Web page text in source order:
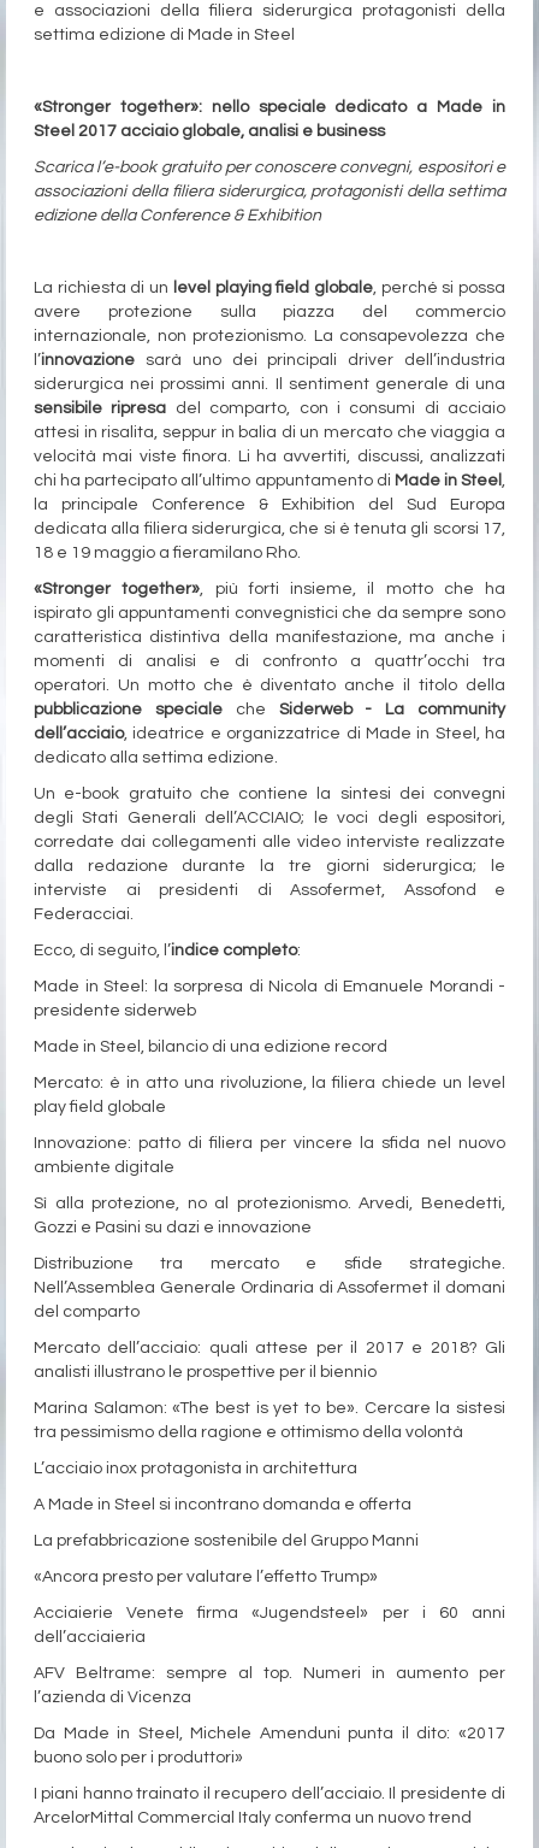
e associazioni della filiera siderurgica protagonisti della
settima edizione di Made in Steel
«Stronger together»: nello speciale dedicato a Made in
Steel 2017 acciaio globale, analisi e business
Scarica l’e-book gratuito per conoscere convegni, espositori e
associazioni della filiera siderurgica, protagonisti della settima
edizione della Conference & Exhibition
La richiesta di un level playing field globale, perché si possa
avere protezione sulla piazza del commercio
internazionale, non protezionismo. La consapevolezza che
l’innovazione sarà uno dei principali driver dell’industria
siderurgica nei prossimi anni. Il sentiment generale di una
sensibile ripresa del comparto, con i consumi di acciaio
attesi in risalita, seppur in balia di un mercato che viaggia a
velocità mai viste finora. Li ha avvertiti, discussi, analizzati
chi ha partecipato all’ultimo appuntamento di Made in Steel
la principale Conference & Exhibition del Sud Europa
dedicata alla filiera siderurgica, che si è tenuta gli scorsi 17,
18 e 19 maggio a fieramilano Rho.
«Stronger together» , più forti insieme, il motto che ha
ispirato gli appuntamenti convegnistici che da sempre sono
caratteristica distintiva della manifestazione, ma anche i
momenti di analisi e di confronto a quattr’occhi tra
operatori. Un motto che è diventato anche il titolo della
pubblicazione
specialeche Siderweb - La community
dell’acciaio, ideatrice e organizzatrice di Made in Steel, ha
dedicato alla settima edizione.
Un e-book gratuito che contiene la sintesi dei convegni
degli Stati Generali dell’ACCIAIO; le voci degli espositori,
corredate dai collegamenti alle video interviste realizzate
dalla redazione durante la tre giorni siderurgica; le
interviste ai presidenti di Assofermet, Assofond e
Federacciai.
Ecco, di seguito, l’indice completo:
Made in Steel: la sorpresa di Nicola di Emanuele Morandi -
presidente siderweb
Made in Steel, bilancio di una edizione record
Mercato: è in atto una rivoluzione, la filiera chiede un level
play field globale
Innovazione: patto di filiera per vincere la sfida nel nuovo
ambiente digitale
Sì alla protezione, no al protezionismo. Arvedi, Benedetti,
Gozzi e Pasini su dazi e innovazione
Distribuzione tra mercato e sfide strategiche.
Nell’Assemblea Generale Ordinaria di Assofermet il domani
del comparto
Mercato dell’acciaio: quali attese per il 2017 e 2018? Gli
analisti illustrano le prospettive per il biennio
Marina Salamon: «The best is yet to be». Cercare la sistesi
tra pessimismo della ragione e ottimismo della volontà
L’acciaio inox protagonista in architettura
A Made in Steel si incontrano domanda e offerta
La prefabbricazione sostenibile del Gruppo Manni
«Ancora presto per valutare l’effetto Trump»
Acciaierie Venete firma «Jugendsteel» per i 60 anni
dell’acciaieria
AFV Beltrame: sempre al top. Numeri in aumento per
l’azienda di Vicenza
Da Made in Steel, Michele Amenduni punta il dito: «2017
buono solo per i produttori»
I piani hanno trainato il recupero dell’acciaio. Il presidente di
ArcelorMittal Commercial Italy conferma un nuovo trend